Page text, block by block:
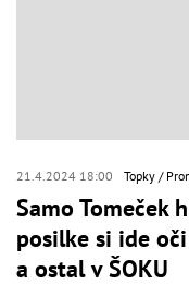
21.4.2024 18:00 Topky
Samo Tomeček
posilke si ide
a ostal v ŠOKU